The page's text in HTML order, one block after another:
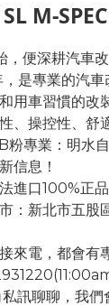
M-SPEC
便深耕汽車改
是專業的汽車
用車習慣的改
、操控性、舒
專業：明水自
信息！
進口100%正品
：新北市五股
來電，都會有
訊聊聊，我們